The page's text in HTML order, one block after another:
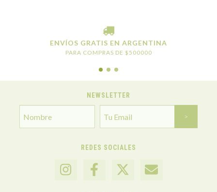
ENVÍOS GRATIS EN ARGENTINA
PARA COMPRAS DE $500000
NEWSLETTER
REDES SOCIALES